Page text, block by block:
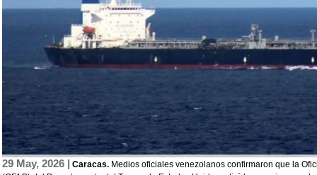
29 May, 2026 | Caracas. Medios oficiales venezolanos confirmaron que la